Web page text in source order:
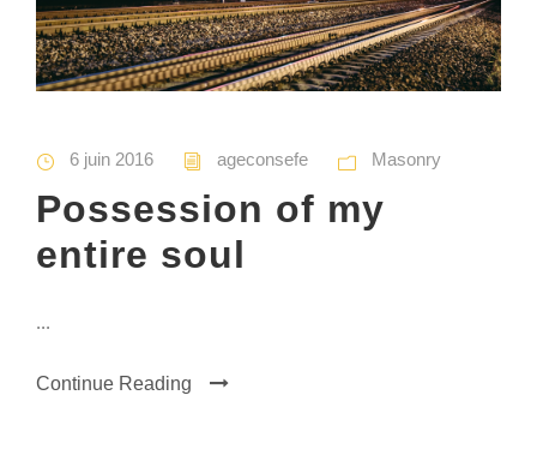
6 juin 2016 ageconsefe Masonry
Possession of my
entire soul
...
Continue Reading